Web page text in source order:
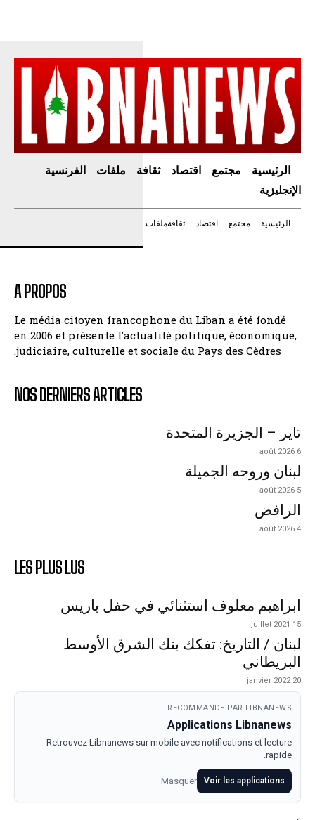
الرئيسية مجتمع اقتصاد ثقافة ملفات
الفرنسية
الإنجليزية
الرئيسية مجتمع اقتصاد ثقافةملفات
A PROPOS
Le média citoyen francophone du Liban a été fondé
en 2006 et présente l’actualité politique, économique,
judiciaire, culturelle et sociale du Pays des Cèdres.
NOS DERNIERS ARTICLES
تاير – الجزيرة المتحدة
6 août 2026
لبنان وروحه الجميلة
5 août 2026
الرافض
4 août 2026
LES PLUS LUS
ابراهيم معلوف استثنائي في حفل باريس
15 juillet 2021
لبنان / التاريخ: تفكك بنك الشرق الأوسط
البريطاني
20 janvier 2022
RECOMMANDE PAR LIBNANEWS
Applications Libnanews
Retrouvez Libnanews sur mobile avec notifications et lecture
rapide.
Voir les applications
Masquer